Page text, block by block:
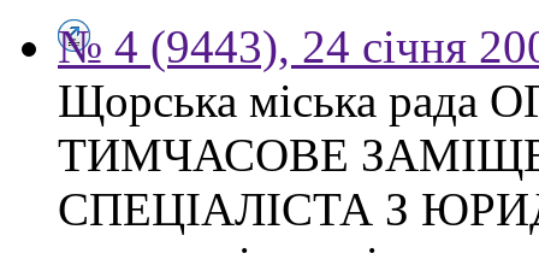
№ 4 (9443), 24 січня
Щорська міська
ТИМЧАСОВЕ
СПЕЦІАЛІСТА З